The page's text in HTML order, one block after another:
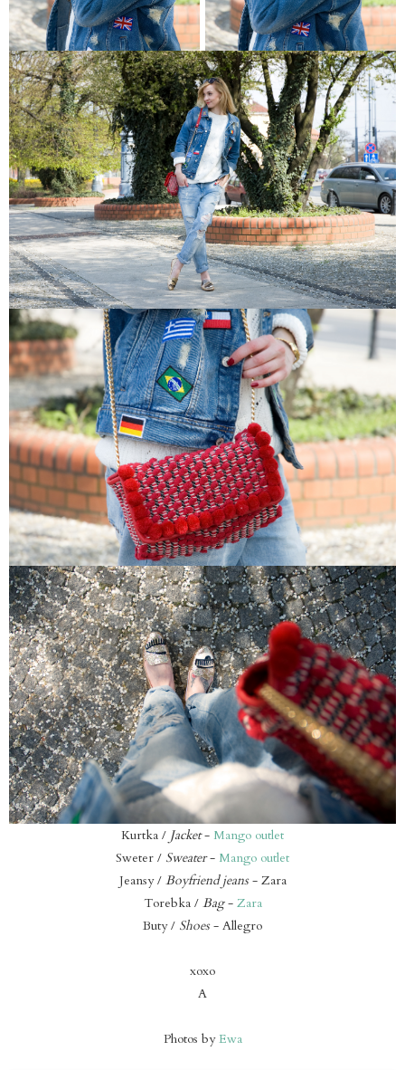
Kurtka / Jacket- Mango outlet
Sweter / Sweater- Mango outlet
Jeansy / Boyfriend jeans- Zara
Torebka /Bag- Zara
Buty / Shoes- Allegro
xoxo
A
Photos byEwa